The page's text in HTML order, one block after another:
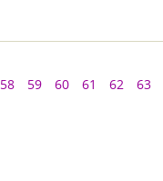
58 59 60 61 62 63